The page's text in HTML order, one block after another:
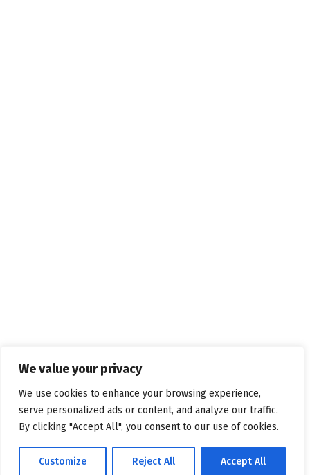
We value your privacy
We use cookies to enhance your browsing experience,
serve personalized ads or content, and analyze our traffic.
By clicking "Accept All", you consent to our use of cookies.
Customize Reject All Accept All